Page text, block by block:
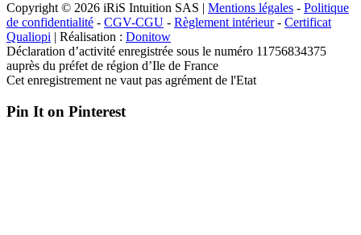
Copyright © 2026 iRiS Intuition SAS | Mentions légales - Politique
de confidentialité - CGV-CGU - Règlement intérieur- Certificat
Qualiopi | Réalisation : Donitow
Déclaration d’activité enregistrée sous le numéro 11756834375
auprès du préfet de région d’Ile de France
Cet enregistrement ne vaut pas agrément de l'Etat
Pin It on Pinterest